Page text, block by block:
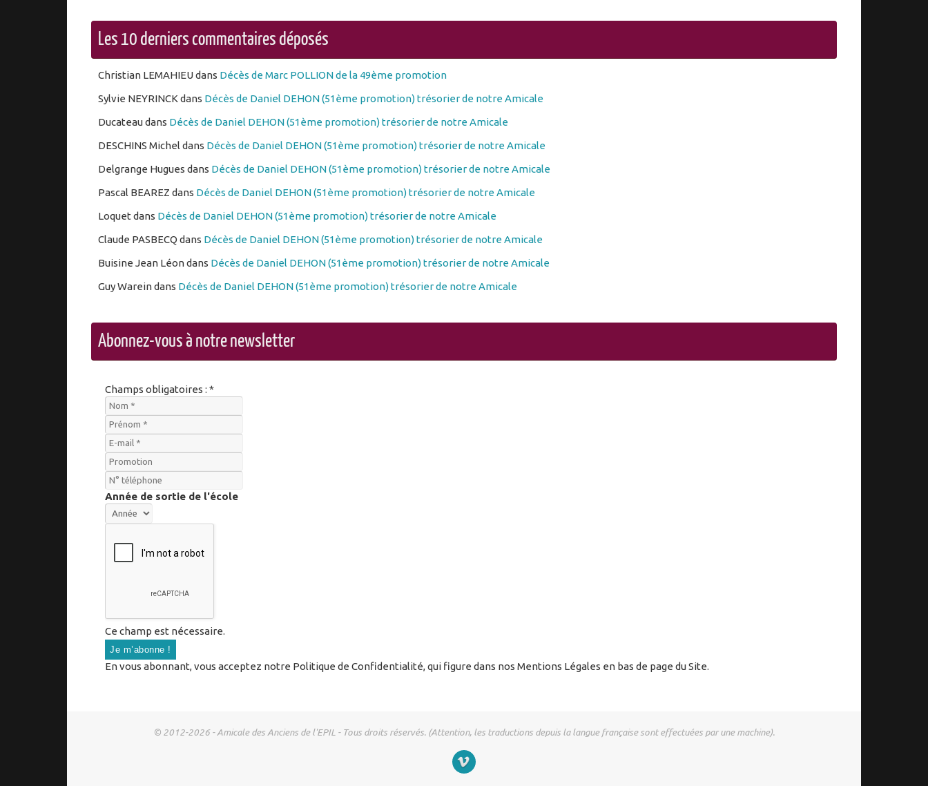
Les 10 derniers commentaires déposés
Christian LEMAHIEUdans Décès de Marc POLLION de la 49ème promotion
Sylvie NEYRINCK dans Décès de Daniel DEHON (51ème promotion) trésorier de notre Amicale
Ducateaudans Décès de Daniel DEHON (51ème promotion) trésorier de notre Amicale
DESCHINS Michel dans Décès de Daniel DEHON (51ème promotion) trésorier de notre Amicale
Delgrange Hugues dans Décès de Daniel DEHON (51ème promotion) trésorier de notre Amicale
Pascal BEAREZ dans Décès de Daniel DEHON (51ème promotion) trésorier de notre Amicale
Loquet dans Décès de Daniel DEHON (51ème promotion) trésorier de notre Amicale
Claude PASBECQ dans Décès de Daniel DEHON (51ème promotion) trésorier de notre Amicale
Buisine Jean Léondans Décès de Daniel DEHON (51ème promotion) trésorier de notre Amicale
Guy Wareindans Décès de Daniel DEHON (51ème promotion) trésorier de notre Amicale
Abonnez-vous à notre newsletter
Champs obligatoires : *
Année de sortie de l'école
Ce champ est nécessaire.
En vous abonnant, vous acceptez notre Politique de Confidentialité, qui figure dans nos Mentions Légales en bas de page du Site.
© 2012-2026 - Amicale des Anciens de l'EPIL - Tous droits réservés. (Attention, les traductions depuis la langue française sont effectuées par une machine).